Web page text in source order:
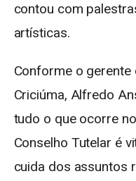
contou com
artísticas.
Conforme o gerente
Criciúma, Alfredo
tudo o que ocorre
Conselho Tutelar é
cuida dos assuntos